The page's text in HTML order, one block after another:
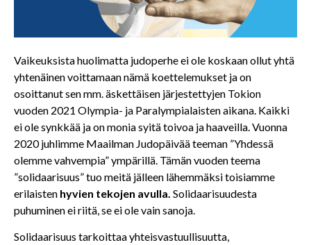
Vaikeuksista huolimatta judoperhe ei ole koskaan ollut yhtä
yhtenäinen voittamaan nämä koettelemukset ja on
osoittanut sen mm. äskettäisen järjestettyjen Tokion
vuoden 2021 Olympia- ja Paralympialaisten aikana. Kaikki
ei ole synkkää ja on monia syitä toivoa ja haaveilla. Vuonna
2020 juhlimme Maailman Judopäivää teeman ”Yhdessä
olemme vahvempia” ympärillä. Tämän vuoden teema
”solidaarisuus” tuo meitä jälleen lähemmäksi toisiamme
erilaisten hyvien tekojen avulla. Solidaarisuudesta
puhuminen ei riitä, se ei ole vain sanoja.
Solidaarisuus tarkoittaa yhteisvastuullisuutta,